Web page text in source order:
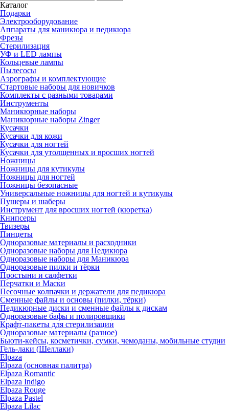
Каталог
Подарки
Электро­оборудование
Аппараты для маникюра и педикюра
Фрезы
Стерилизация
УФ и LED лампы
Кольцевые лампы
Пылесосы
Аэрографы и комплектующие
Стартовые наборы для новичков
Комплекты с разными товарами
Инструменты
Маникюрные наборы
Маникюрные наборы Zinger
Кусачки
Кусачки для кожи
Кусачки для ногтей
Кусачки для утолщенных и вросших ногтей
Ножницы
Ножницы для кутикулы
Ножницы для ногтей
Ножницы безопасные
Универсальные ножницы для ногтей и кутикулы
Пушеры и шаберы
Инструмент для вросших ногтей (кюретка)
Книпсеры
Твизеры
Пинцеты
Одноразовые материалы и расходники
Одноразовые наборы для Педикюра
Одноразовые наборы для Маникюра
Одноразовые пилки и тёрки
Простыни и салфетки
Перчатки и Маски
Песочные колпачки и держатели для педикюра
Cменные файлы и основы (пилки, тёрки)
Педикюрные диски и сменные файлы к дискам
Одноразовые бафы и полировщики
Крафт-пакеты для стерилизации
Одноразовые материалы (разное)
Бьюти-кейсы, косметички, сумки, чемоданы, мобильные студии
Гель-лаки (Шеллаки)
Elpaza
Elpaza (основная палитра)
Elpaza Romantic
Elpaza Indigo
Elpaza Rouge
Elpaza Pastel
Elpaza Lilac